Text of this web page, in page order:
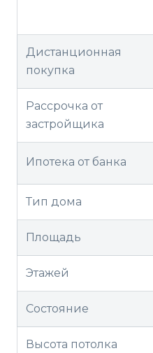
Дистанционная
покупка
Рассрочка от
застройщика
Ипотека от банка
Тип дома
Площадь
Этажей
Состояние
Высота потолка